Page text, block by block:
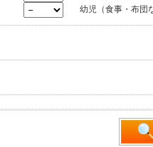
幼児（食事・布団